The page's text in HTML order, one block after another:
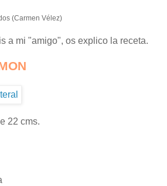
(Carmen Vélez)
a mi "amigo", os explico la receta.
22 cms.